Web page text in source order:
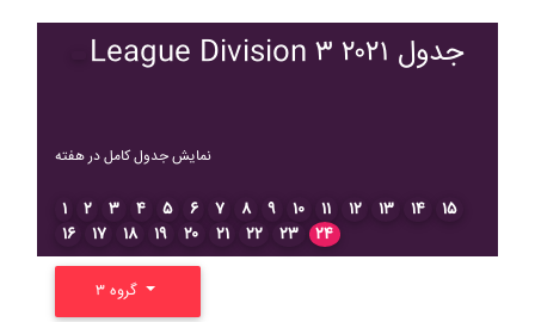
League Division ۳ ۲۰۲۱ جدول
نمایش جدول کامل در هفته
۱ ۲ ۳ ۴ ۵ ۶ ۷ ۸ ۹ ۱۰ ۱۱ ۱۲ ۱۳ ۱۴
۱۵
۱۶
۱۷ ۱۸ ۱۹ ۲۰ ۲۱ ۲۲ ۲۳ ۲۴